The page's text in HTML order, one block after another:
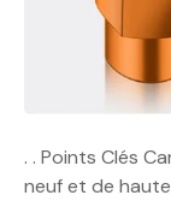
. . Points Clés
neuf et de